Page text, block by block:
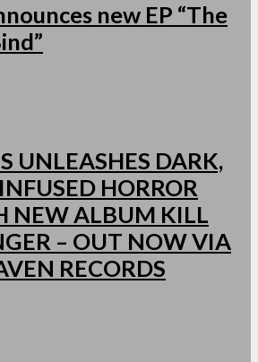
new EP “The
UNLEASHES DARK,
HORROR
NEW ALBUM KILL
– OUT NOW VIA
RECORDS